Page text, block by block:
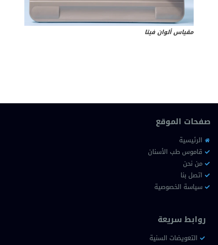
مقياس ألوان فيتا
صفحات الموقع
الرئيسية
قاموس طب الأسنان
من نحن
اتصل بنا
سياسة الخصوصية
روابط سريعة
التعويضات السنية